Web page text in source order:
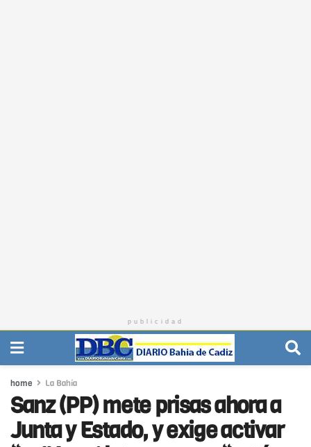
publicidad
home La Bahía
Sanz (PP) mete prisas ahora a
Junta y Estado, y exige activar